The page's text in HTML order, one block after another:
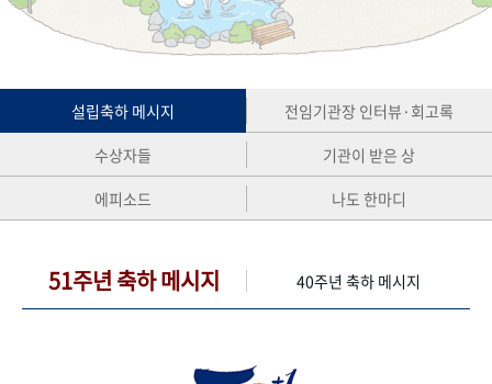
세계와 함께 한 KIHASA
VR 역사관
설립축하 메시지
전임기관장 인터뷰·회고록
수상자들
기관이 받은 상
에피소드
나도 한마디
51주년 축하 메시지 40주년 축하 메시지